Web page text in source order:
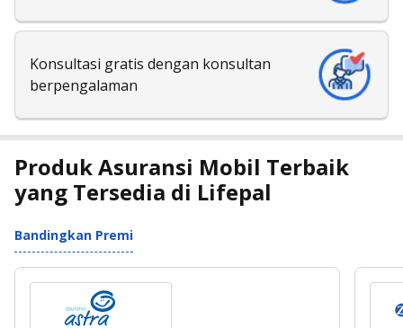
Konsultasi gratis dengan konsultan
berpengalaman
Produk Asuransi Mobil Terbaik
yang Tersedia di Lifepal
Bandingkan Premi